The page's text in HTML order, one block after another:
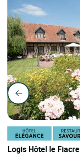
Logis Hôtel le Fiacre